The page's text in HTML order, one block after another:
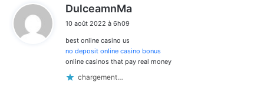
DulceamnMa
:
10 août 2022 à 6h09
best online casino us
no deposit online casino bonus
online casinos that pay real money
chargement…